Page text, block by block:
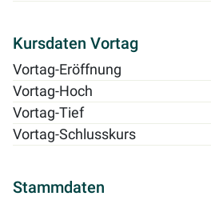
Kursdaten Vortag
Vortag-Eröffnung
Vortag-Hoch
Vortag-Tief
Vortag-Schlusskurs
Stammdaten